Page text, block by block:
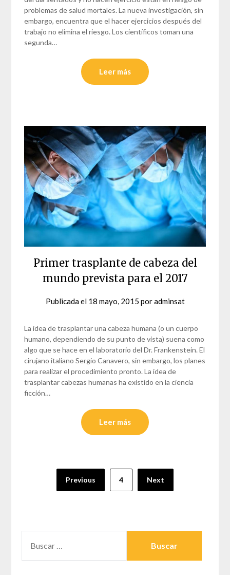
problemas de salud mortales. La nueva investigación, sin
embargo, encuentra que el hacer ejercicios después del
trabajo no elimina el riesgo. Los científicos toman una
segunda…
Leer más
Primer trasplante de cabeza del
mundo prevista para el 2017
Publicada el 18 mayo, 2015 poradminsat
La idea de trasplantar una cabeza humana (o un cuerpo
humano, dependiendo de su punto de vista) suena como
algo que se hace en el laboratorio del Dr. Frankenstein. El
cirujano italiano Sergio Canavero, sin embargo, los planes
para realizar el procedimiento pronto. La idea de
trasplantar cabezas humanas ha existido en la ciencia
ficción…
Leer más
PaginaciónPrevious 4 Next